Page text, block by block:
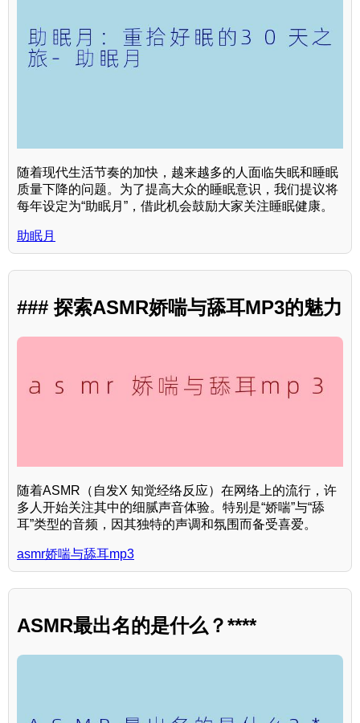
随着现代生活节奏的加快，越来越多的人面临失眠和睡眠
质量下降的问题。为了提高大众的睡眠意识，我们提议将
每年设定为“助眠月”，借此机会鼓励大家关注睡眠健康。
助眠月
### 探索ASMR娇喘与舔耳MP3的魅力
随着ASMR（自发X 知觉经络反应）在网络上的流行，许
多人开始关注其中的细腻声音体验。特别是“娇喘”与“舔
耳”类型的音频，因其独特的声调和氛围而备受喜爱。
asmr娇喘与舔耳mp3
ASMR最出名的是什么？****